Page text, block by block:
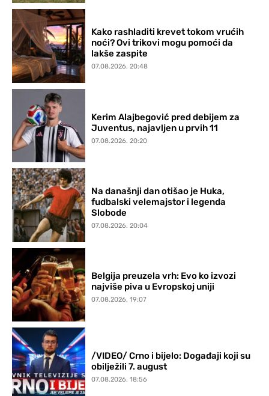
Kako rashladiti krevet tokom vrućih
noći? Ovi trikovi mogu pomoći da
lakše zaspite
07.08.2026. 20:48
Kerim Alajbegović pred debijem za
Juventus, najavljen u prvih 11
07.08.2026. 20:20
Na današnji dan otišao je Huka,
fudbalski velemajstor i legenda
Slobode
07.08.2026. 20:04
Belgija preuzela vrh: Evo ko izvozi
najviše piva u Evropskoj uniji
07.08.2026. 19:07
/VIDEO/ Crno i bijelo: Događaji koji su
obilježili 7. august
07.08.2026. 18:56